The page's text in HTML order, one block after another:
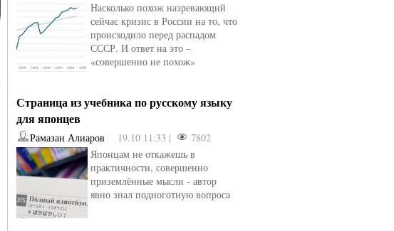
Насколько похож назревающий
сейчас кризис в России на то, что
происходило перед распадом
СССР. И ответ на это –
«совершенно не похож»
Страница из учебника по русскому языку
для японцев
Рамазан Алиаров 19.10 11:33 |
7802
Японцам не откажешь в
практичности, совершенно
приземлённые мысли - автор
явно знал подноготную вопроса